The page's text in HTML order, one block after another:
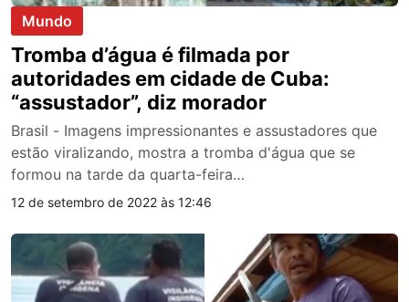
Mundo
Tromba d’água é filmada por
autoridades em cidade de Cuba:
“assustador”, diz morador
Brasil - Imagens impressionantes e assustadores que
estão viralizando, mostra a tromba d'água que se
formou na tarde da quarta-feira…
12 de setembro de 2022 às 12:46